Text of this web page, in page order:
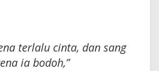
terlalu cinta, dan sang
ia bodoh,”